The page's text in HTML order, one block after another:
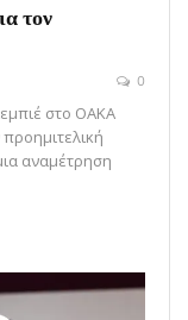
τον
0
στο ΟΑΚΑ
αναμέτρηση